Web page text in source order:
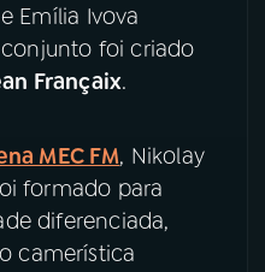
Emília Ivova
foi criado
Françaix.
MEC FM, Nikolay
formado para
diferenciada,
camerística